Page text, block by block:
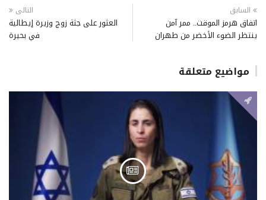
السابق
اتفاق هرمز الموقت.. ممر آمن
ينتظر الضوء الأخضر من طهران
التالى
العثور على جثة زوج وزيرة إيطالية
في بحيرة
مواضيع متعلقة